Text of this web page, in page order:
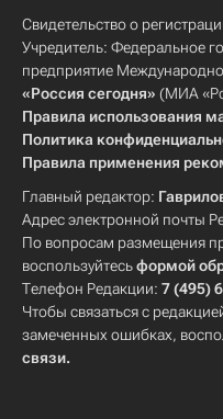
Свидетельство о
Учредитель: Федеральное
предприятие
«Россия сегодня» (МИА
Правила использования
Политика
Правила применения
Главный редактор:
Адрес электронной почты
По вопросам размещения
воспользуйтесьформой
Телефон Редакции: 7 (495)
Чтобы связаться с
замеченных ошибках,
связи.